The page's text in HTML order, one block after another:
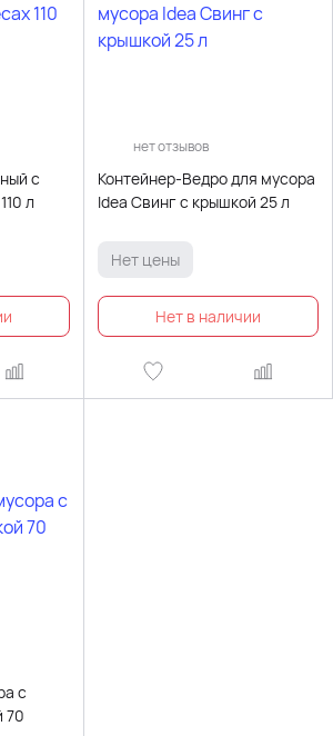
с
л
нет отзывов
Контейнер-Ведро для мусора
Idea Свинг с крышкой 25 л
Нет цены
с
70